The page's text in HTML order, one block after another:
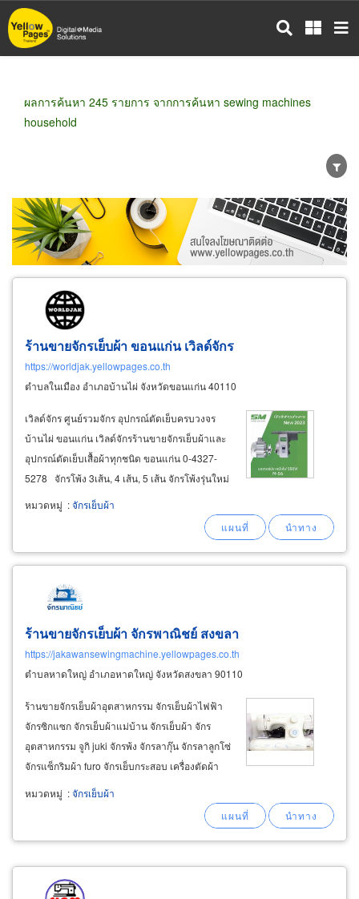
ข้าม
ไป
ผลการค้นหา 245 รายการ จากการค้นหา sewing machines
household
ขายส่ง ขายปลีก ผู้ผลิต
ตัวแทนจัดจำหน่าย
ผู้ส่งออก/นำเข้า
ธุรกิจบริการ
ร้านขายจักรเย็บผ้า ขอนแก่น เวิลด์จักร
https://worldjak.yellowpages.co.th
ตำบลในเมือง อำเภอบ้านไผ่ จังหวัดขอนแก่น 40110
เวิลด์จักร ศูนย์รวมจักร อุปกรณ์ตัดเย็บครบวงจร
บ้านไผ่ ขอนแก่น เวิลด์จักรร้านขายจักรเย็บผ้าและ
อุปกรณ์ตัดเย็บเสื้อผ้าทุกชนิด ขอนแก่น 0-4327-
5278 จักรโพ้ง 3เส้น, 4 เส้น, 5 เส้น จักรโพ้งรุ่นใหม่
มอเตอร์ระบบไดเร็คไดร์ฟ ประหยัดไฟถึง 70% มี
ระบบตัดด้ายอัตโนมัติ ช่วยให้งานเร็วขึ้นถึง 30%
หมวดหมู่ :จักรเย็บผ้า
ร้านขายจักรเย็บผ้า จักรพาณิชย์ สงขลา
https://jakawansewingmachine.yellowpages.co.th
ตำบลหาดใหญ่ อำเภอหาดใหญ่ จังหวัดสงขลา 90110
ร้านขายจักรเย็บผ้าอุตสาหกรรม จักรเย็บผ้าไฟฟ้า
จักรซิกแซก จักรเย็บผ้าแม่บ้าน จักรเย็บผ้า จักร
อุตสาหกรรม จูกิ juki จักรพ้ง จักรลากุ๊น จักรลาลูกโซ่
จักรแซ็กริมผ้า furo จักรเย็บกระสอบ เครื่องตัดผ้า
เล็กใบกลม จักรเย็บเข็มเดี่ยว 1 needle lockstitch
หมวดหมู่ :จักรเย็บผ้า